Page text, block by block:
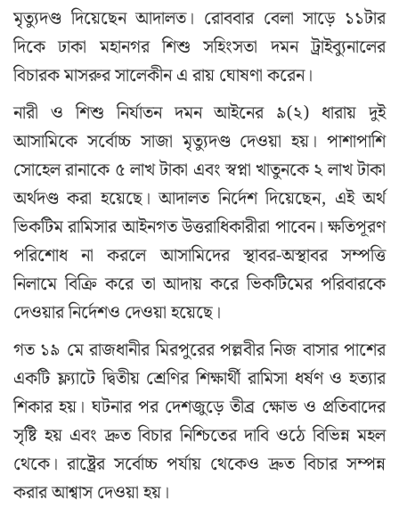
মৃত্যুদণ্ড দিয়েছেন আদালত। রোববার বেলা সাড়ে ১১টার
দিকে ঢাকা মহানগর শিশু সহিংসতা দমন ট্রাইব্যুনালের
বিচারক মাসরুর সালেকীন এ রায় ঘোষণা করেন।
নারী ও শিশু নির্যাতন দমন আইনের ৯(২) ধারায় দুই
আসামিকে সর্বোচ্চ সাজা মৃত্যুদণ্ড দেওয়া হয়। পাশাপাশি
সোহেল রানাকে ৫ লাখ টাকা এবং স্বপ্না খাতুনকে ২ লাখ টাকা
অর্থদণ্ড করা হয়েছে। আদালত নির্দেশ দিয়েছেন, এই অর্থ
ভিকটিম রামিসার আইনগত উত্তরাধিকারীরা পাবেন। ক্ষতিপূরণ
পরিশোধ না করলে আসামিদের স্থাবর-অস্থাবর সম্পত্তি
নিলামে বিক্রি করে তা আদায় করে ভিকটিমের পরিবারকে
দেওয়ার নির্দেশও দেওয়া হয়েছে।
গত ১৯ মে রাজধানীর মিরপুরের পল্লবীর নিজ বাসার পাশের
একটি ফ্ল্যাটে দ্বিতীয় শ্রেণির শিক্ষার্থী রামিসা ধর্ষণ ও হত্যার
শিকার হয়। ঘটনার পর দেশজুড়ে তীব্র ক্ষোভ ও প্রতিবাদের
সৃষ্টি হয় এবং দ্রুত বিচার নিশ্চিতের দাবি ওঠে বিভিন্ন মহল
থেকে। রাষ্ট্রের সর্বোচ্চ পর্যায় থেকেও দ্রুত বিচার সম্পন্ন
করার আশ্বাস দেওয়া হয়।